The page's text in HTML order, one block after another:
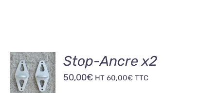
AJOUTER
AU
PANIER
/
Stop-Ancre x2
50,00€ HT60,00€ TTC